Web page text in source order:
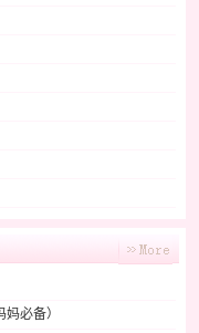
必备）